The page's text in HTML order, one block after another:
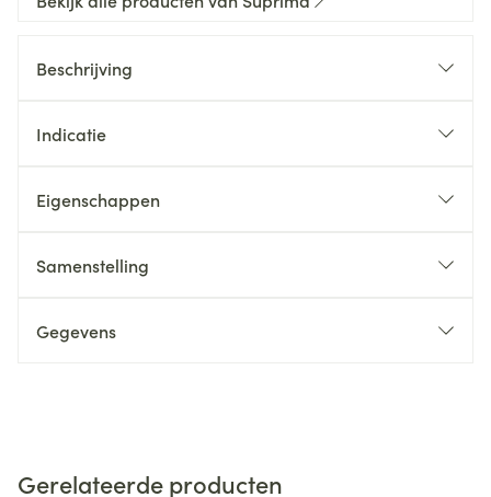
Beschrijving
Indicatie
Eigenschappen
Samenstelling
Gegevens
Gerelateerde producten